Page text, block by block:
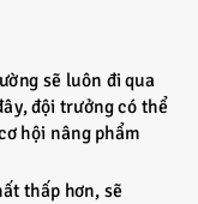
sẽ luôn đi qua
đội trưởng có thể
hội nâng phẩm
thấp hơn, sẽ